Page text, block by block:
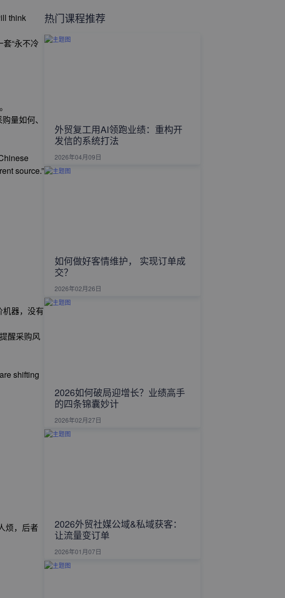
think
“永不冷
量如何、
source.”
机器，没有
醒采购风
shifting
烦，后者
热门课程推荐
外贸复工用AI领跑业绩：重构开
发信的系统打法
2026年04月09日
如何做好客情维护， 实现订单成
交？
2026年02月26日
2026如何破局迎增长？业绩高手
的四条锦囊妙计
2026年02月27日
2026外贸社媒公域&私域获客：
让流量变订单
2026年01月07日